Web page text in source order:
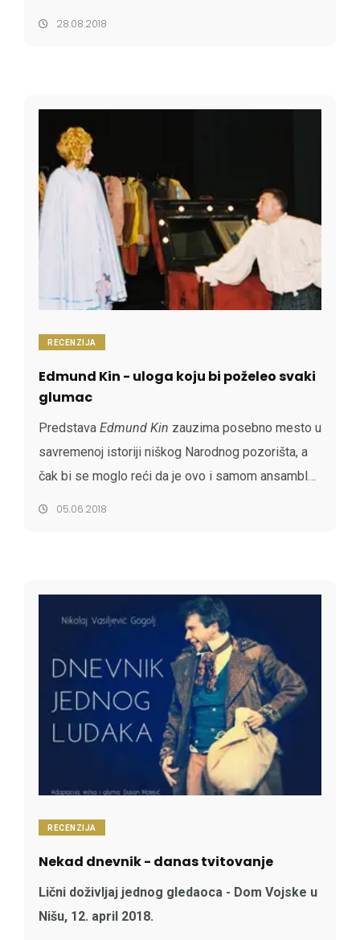
28.08.2018
RECENZIJA
Edmund Kin - uloga koju bi poželeo svaki
glumac
Predstava Edmund Kin zauzima posebno mesto u
savremenoj istoriji niškog Narodnog pozorišta, a
čak bi se moglo reći da je ovo i samom ansamblu
05.06.2018
RECENZIJA
Nekad dnevnik - danas tvitovanje
Lični doživljaj jednog gledaoca - Dom Vojske u
Nišu, 12. april 2018.